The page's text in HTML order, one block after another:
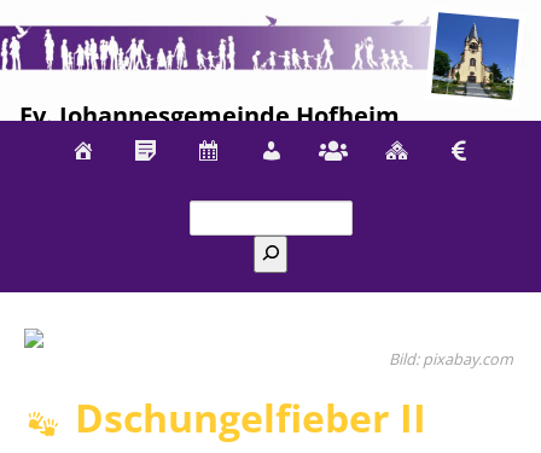
Ev. Johannesgemeinde Hofheim
pixabay.com
Dschungelfieber II